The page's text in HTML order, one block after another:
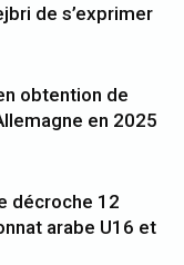
de s’exprimer
obtention de
en 2025
décroche 12
arabe U16 et